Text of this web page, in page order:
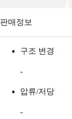
판매정보
구조 변경
-
압류/저당
-